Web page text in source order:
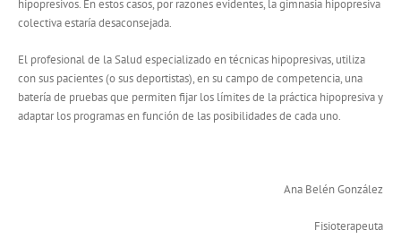
hipopresivos. En estos casos, por razones evidentes, la gimnasia hipopresiva
colectiva estaría desaconsejada.
El profesional de la Salud especializado en técnicas hipopresivas, utiliza
con sus pacientes (o sus deportistas), en su campo de competencia, una
batería de pruebas que permiten fijar los límites de la práctica hipopresiva y
adaptar los programas en función de las posibilidades de cada uno.
Ana Belén González
Fisioterapeuta